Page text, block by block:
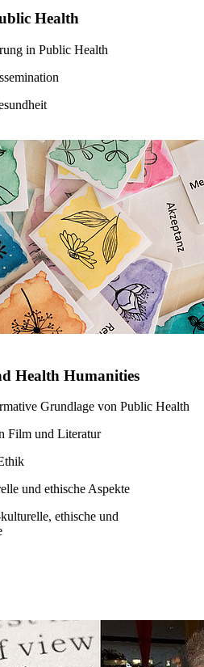
Health
in Public Health
Health Humanities
Grundlage von Public Health
Film und Literatur
und ethische Aspekte
ethische und